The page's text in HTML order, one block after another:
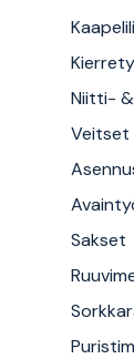
Niitti-
Veitset
Sakset